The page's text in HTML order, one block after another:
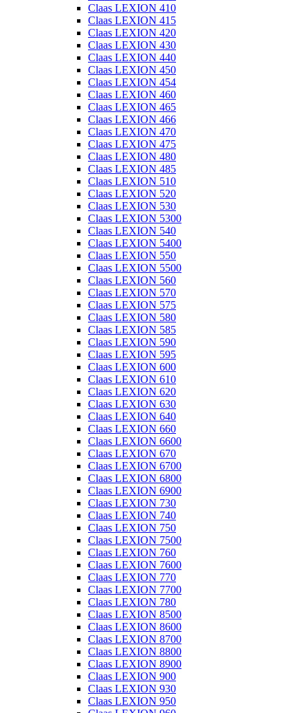
Claas LEXION 410
Claas LEXION 415
Claas LEXION 420
Claas LEXION 430
Claas LEXION 440
Claas LEXION 450
Claas LEXION 454
Claas LEXION 460
Claas LEXION 465
Claas LEXION 466
Claas LEXION 470
Claas LEXION 475
Claas LEXION 480
Claas LEXION 485
Claas LEXION 510
Claas LEXION 520
Claas LEXION 530
Claas LEXION 5300
Claas LEXION 540
Claas LEXION 5400
Claas LEXION 550
Claas LEXION 5500
Claas LEXION 560
Claas LEXION 570
Claas LEXION 575
Claas LEXION 580
Claas LEXION 585
Claas LEXION 590
Claas LEXION 595
Claas LEXION 600
Claas LEXION 610
Claas LEXION 620
Claas LEXION 630
Claas LEXION 640
Claas LEXION 660
Claas LEXION 6600
Claas LEXION 670
Claas LEXION 6700
Claas LEXION 6800
Claas LEXION 6900
Claas LEXION 730
Claas LEXION 740
Claas LEXION 750
Claas LEXION 7500
Claas LEXION 760
Claas LEXION 7600
Claas LEXION 770
Claas LEXION 7700
Claas LEXION 780
Claas LEXION 8500
Claas LEXION 8600
Claas LEXION 8700
Claas LEXION 8800
Claas LEXION 8900
Claas LEXION 900
Claas LEXION 930
Claas LEXION 950